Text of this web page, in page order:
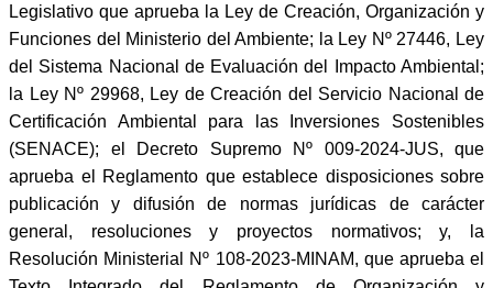
Legislativo que aprueba la Ley de Creación, Organización y
Funciones del Ministerio del Ambiente; la Ley Nº 27446, Ley
del Sistema Nacional de Evaluación del Impacto Ambiental;
la Ley Nº 29968, Ley de Creación del Servicio Nacional de
Certificación Ambiental para las Inversiones Sostenibles
(SENACE); el Decreto Supremo Nº 009-2024-JUS, que
aprueba el Reglamento que establece disposiciones sobre
publicación y difusión de normas jurídicas de carácter
general, resoluciones y proyectos normativos; y, la
Resolución Ministerial Nº 108-2023-MINAM, que aprueba el